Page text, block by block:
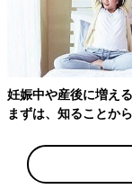
妊娠中や産後に増え
まずは、知ることか